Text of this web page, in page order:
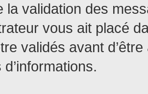
la validation des
vous ait placé
validés avant